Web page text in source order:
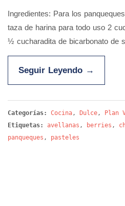
Ingredientes: Para los
taza de harina para todo uso 2
½ cucharadita de bicarbonato de
Seguir Leyendo →
Categorías: Cocina , Dulce , Plan
Etiquetas:
avellanas , berries ,
panqueques , pasteles